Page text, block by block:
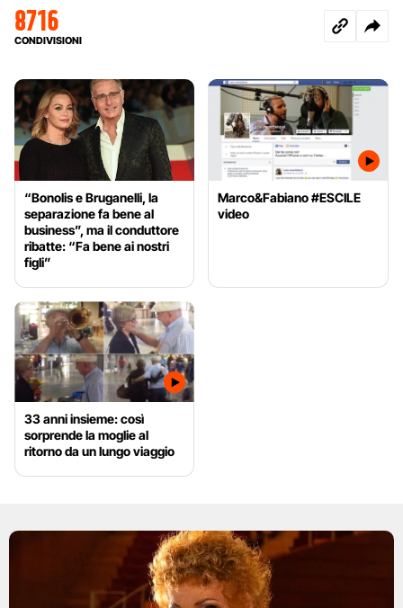
8716
CONDIVISIONI
“Bonolis e Bruganelli, la
separazione fa bene al
business”, ma il conduttore
ribatte: “Fa bene ai nostri
figli”
Marco&Fabiano #ESCILE
video
33 anni insieme: così
sorprende la moglie al
ritorno da un lungo viaggio